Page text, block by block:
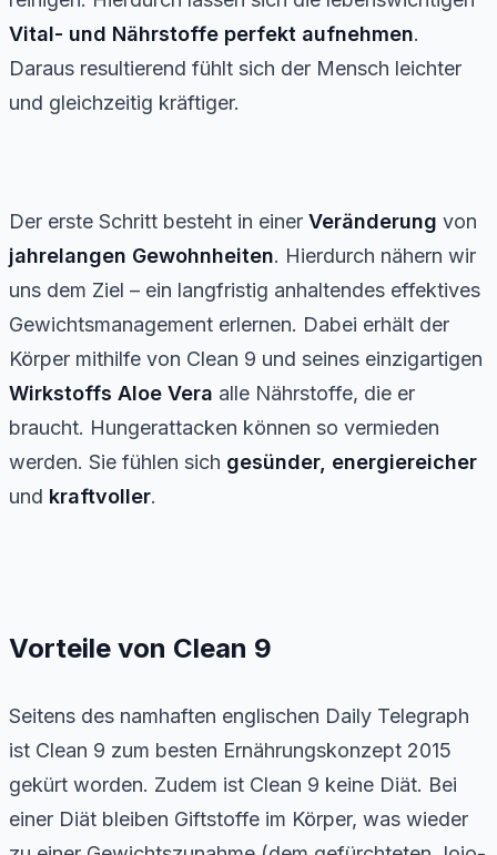
Vital- und Nährstoffe perfekt aufnehmen.
Daraus resultierend fühlt sich der Mensch leichter
und gleichzeitig kräftiger.
Der erste Schritt besteht in einer Veränderung von
jahrelangen Gewohnheiten. Hierdurch nähern wir
uns dem Ziel – ein langfristig anhaltendes effektives
Gewichtsmanagement erlernen. Dabei erhält der
Körper mithilfe von Clean 9 und seines einzigartigen
Wirkstoffs Aloe Vera alle Nährstoffe, die er
braucht. Hungerattacken können so vermieden
werden. Sie fühlen sich gesünder, energiereicher
und kraftvoller.
Vorteile von Clean 9
Seitens des namhaften englischen Daily Telegraph
ist Clean 9 zum besten Ernährungskonzept 2015
gekürt worden. Zudem ist Clean 9 keine Diät. Bei
einer Diät bleiben Giftstoffe im Körper, was wieder